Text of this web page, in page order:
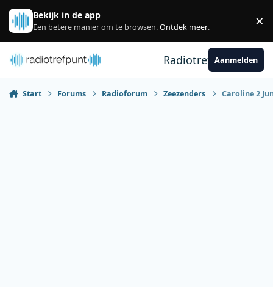
Spring naar bijdragen
Bekijk in de app
Een betere manier om te browsen.Ontdek meer. ×
RadiotrefpuntAanmelden
Start Forums Radioforum Zeezenders Caroline 2